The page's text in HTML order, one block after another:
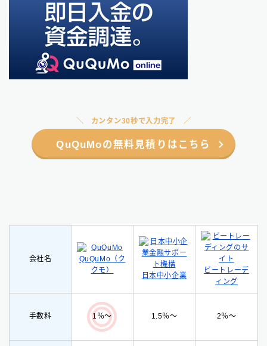
カンタン30秒で入力完了
QuQuMoの無料見積りはこちら
会社名
QuQuMo（ク
クモ）
日本中小企業
ビートレーデ
ィング
手数料 1％〜 1.5％〜 2％〜